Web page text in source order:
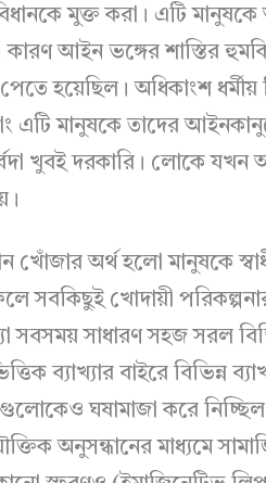
মুক্ত করা। এটি
আইন ভঙ্গের শাস্তির
হয়েছিল। অধিকাংশ
এটি মানুষকে তাদের
খুবই দরকারি। লোকে
খোঁজার অর্থ হলো মানুষকে
সবকিছুই খোদায়ী
সবসময় সাধারণ সহজ সরল
ব্যাখ্যার বাইরে বিভিন্ন
ঘষামাজা করে
অনুসন্ধানের মাধ্যমে